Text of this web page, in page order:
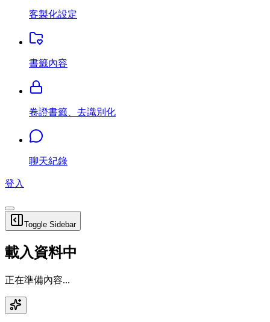
客製化設定
書籤內容
卷證書籤、去識別化
聊天紀錄
登入
Toggle Sidebar
載入資料中
正在準備內容...